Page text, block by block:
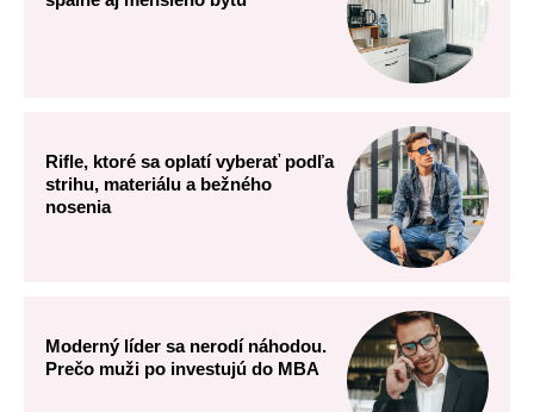
Rifle, ktoré sa oplatí vyberať podľa
strihu, materiálu a bežného
nosenia
Moderný líder sa nerodí náhodou.
Prečo muži po investujú do MBA